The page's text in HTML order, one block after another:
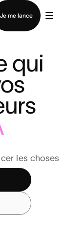
Je me lance
qui
les choses